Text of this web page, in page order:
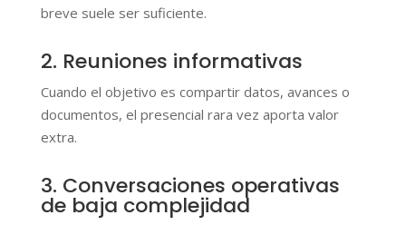
breve suele ser suficiente.
2. Reuniones informativas
Cuando el objetivo es compartir datos, avances o
documentos, el presencial rara vez aporta valor
extra.
3. Conversaciones operativas
de baja complejidad